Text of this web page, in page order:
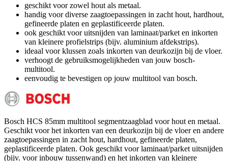
geschikt voor zowel hout als metaal.
handig voor diverse zaagtoepassingen in zacht hout, hardhout,
gefineerde platen en geplastificeerde platen.
ook geschikt voor uitsnijden van laminaat/parket en inkorten
van kleinere profielstrips (bijv. aluminium afdekstrips).
ideaal voor klussen zoals inkorten van deurkozijn bij de vloer.
verhoogt de gebruiksmogelijkheden van jouw bosch-
multitool.
eenvoudig te bevestigen op jouw multitool van bosch.
Bosch HCS 85mm multitool segmentzaagblad voor hout en metaal.
Geschikt voor het inkorten van een deurkozijn bij de vloer en andere
zaagtoepassingen in zacht hout, hardhout, gefineerde platen,
geplastificeerde platen. Ook geschikt voor laminaat/parket uitsnijden
(bijv. voor inbouw tussenwand) en het inkorten van kleinere